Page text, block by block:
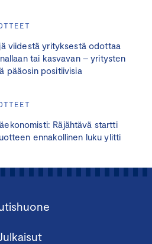
viidestä yrityksestä odottaa
tai kasvavan – yritysten
pääosin positiivisia
Räjähtävä startti
ennakollinen luku ylitti